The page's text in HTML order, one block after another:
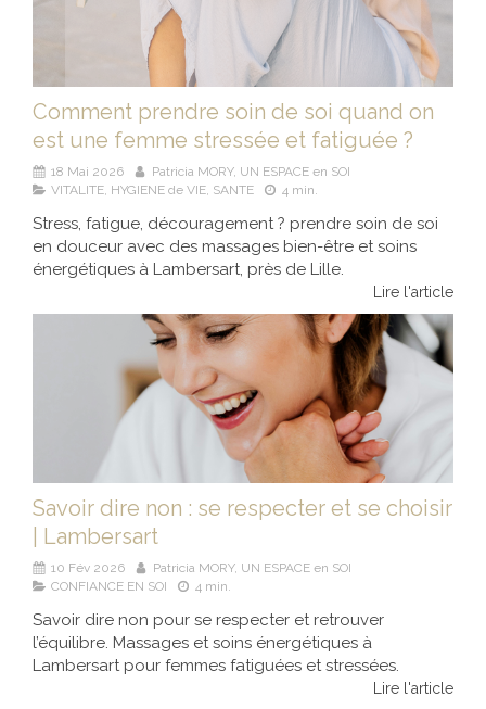
Comment prendre soin de soi quand on
est une femme stressée et fatiguée ?
18 Mai 2026
Patricia MORY, UN ESPACE en SOI
VITALITE, HYGIENE de VIE, SANTE
4 min.
Stress, fatigue, découragement ? prendre soin de soi
en douceur avec des massages bien-être et soins
énergétiques à Lambersart, près de Lille.
Lire l'article
Savoir dire non : se respecter et se choisir
| Lambersart
10 Fév 2026
Patricia MORY, UN ESPACE en SOI
CONFIANCE EN SOI
4 min.
Savoir dire non pour se respecter et retrouver
l’équilibre. Massages et soins énergétiques à
Lambersart pour femmes fatiguées et stressées.
Lire l'article